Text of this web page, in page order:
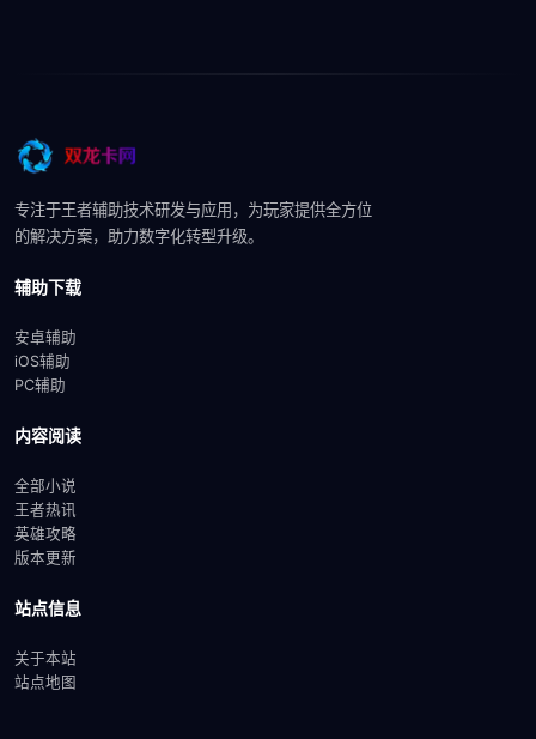
专注于王者辅助技术研发与应用，为玩家提供全方位
的解决方案，助力数字化转型升级。
辅助下载
安卓辅助
iOS辅助
PC辅助
内容阅读
全部小说
王者热讯
英雄攻略
版本更新
站点信息
关于本站
站点地图